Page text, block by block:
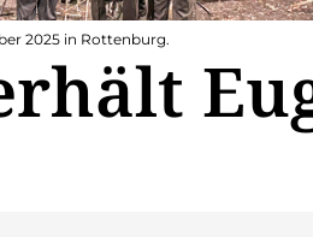
2025 in Rottenburg.